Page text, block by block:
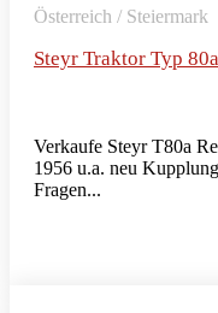
Österreich / Steiermark
Steyr Traktor Typ
Verkaufe Steyr T80a
1956 u.a. neu
Fragen...